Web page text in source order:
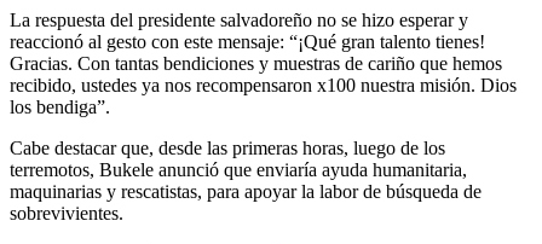
La respuesta del presidente salvadoreño no se hizo esperar y
reaccionó al gesto con este mensaje: “¡Qué gran talento tienes!
Gracias. Con tantas bendiciones y muestras de cariño que hemos
recibido, ustedes ya nos recompensaron x100 nuestra misión. Dios
los bendiga”.
Cabe destacar que, desde las primeras horas, luego de los
terremotos, Bukele anunció que enviaría ayuda humanitaria,
maquinarias y rescatistas, para apoyar la labor de búsqueda de
sobrevivientes.